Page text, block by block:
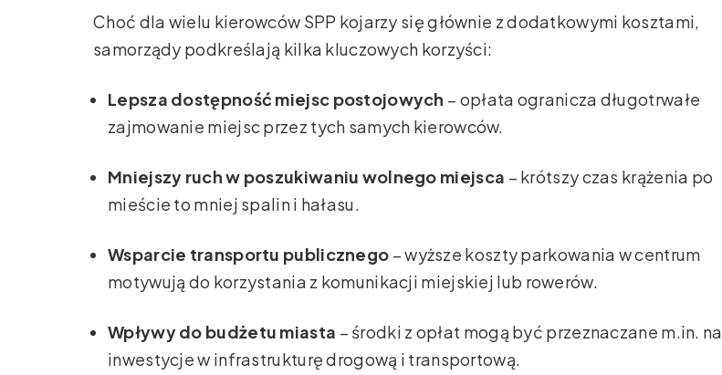
Choć dla wielu kierowców SPP kojarzy się głównie z dodatkowymi kosztami,
samorządy podkreślają kilka kluczowych korzyści:
Lepsza dostępność miejsc postojowych – opłata ogranicza długotrwałe
zajmowanie miejsc przez tych samych kierowców.
Mniejszy ruch w poszukiwaniu wolnego miejsca – krótszy czas krążenia po
mieście to mniej spalin i hałasu.
Wsparcie transportu publicznego – wyższe koszty parkowania w centrum
motywują do korzystania z komunikacji miejskiej lub rowerów.
Wpływy do budżetu miasta – środki z opłat mogą być przeznaczane m.in. na
inwestycje w infrastrukturę drogową i transportową.